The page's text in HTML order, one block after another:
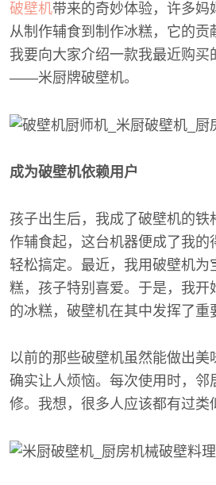
破壁机带来的奇妙体验，许多妈
从制作辅食到制作冰糕，它的贡
我要向大家介绍一款我最近购买
——米厨牌破壁机。
成为破壁机依赖用户
孩子出生后，我成了破壁机的铁
作辅食起，这台机器便成了我的
轻松搞定。最近，我用破壁机为
糕，孩子特别喜爱。于是，我开
的冰糕，破壁机在其中发挥了重
以前的那些破壁机虽然能做出美
确实让人烦恼。每次使用时，邻
修。我想，很多人应该都有过类